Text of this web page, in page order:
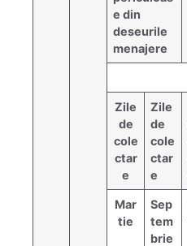
e din
deseurile
menajere
Zile
de
cole
ctar
e
Zile
de
cole
ctar
e
Mar
tie
Sep
tem
brie